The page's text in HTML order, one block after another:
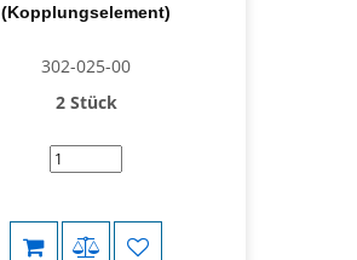
(Kopplungselement)
302-025-00
2 Stück